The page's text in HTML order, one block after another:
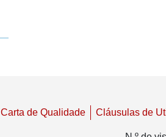
Carta de Qualidade Cláusulas de